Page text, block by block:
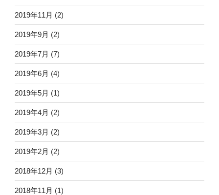
2019年11月 (2)
2019年9月 (2)
2019年7月 (7)
2019年6月 (4)
2019年5月 (1)
2019年4月 (2)
2019年3月 (2)
2019年2月 (2)
2018年12月 (3)
2018年11月 (1)